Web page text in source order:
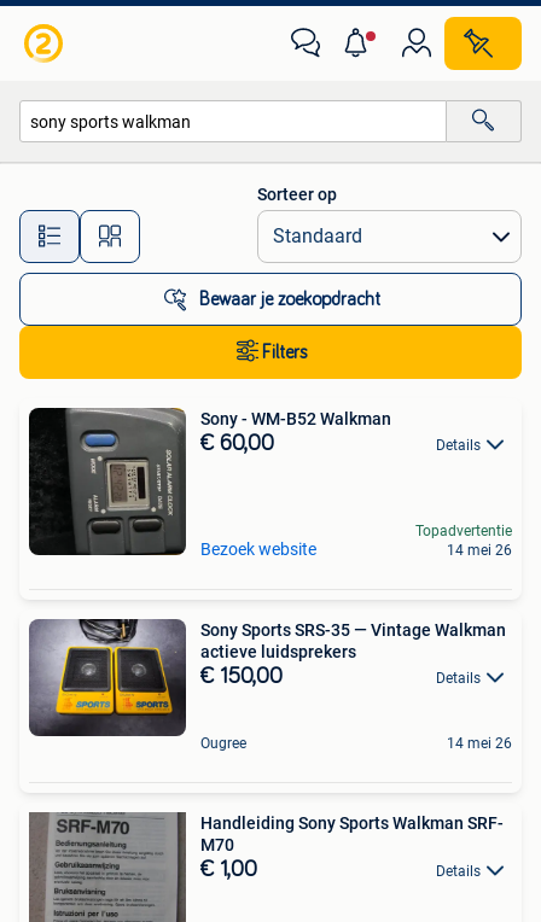
Alle afstanden…
Sorteer op
Bewaar je zoekopdracht
Filters
Sony - WM-B52 Walkman
€ 60,00 Details
Bezoek website
Topadvertentie
14 mei 26
Sony Sports SRS-35 — Vintage Walkman
actieve luidsprekers
€ 150,00 Details
Ougree 14 mei 26
Handleiding Sony Sports Walkman SRF-
M70
€ 1,00 Details